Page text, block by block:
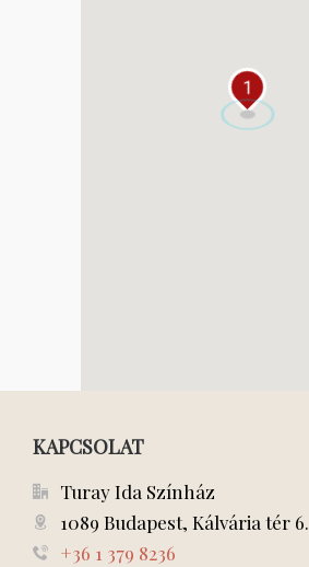
1
KAPCSOLAT
Turay Ida Színház
1089 Budapest, Kálvária tér 6.
+36 1 379 8236